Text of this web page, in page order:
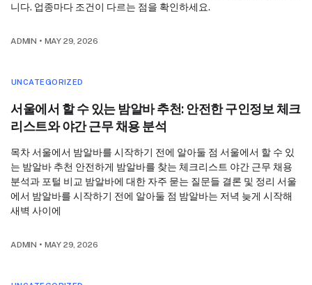
니다. 업종마다 조건이 다르는 점을 확인하세요.
ADMIN • MAY 29, 2026
UNCATEGORIZED
서울에서 할 수 있는 밤알바 추천: 안전한 구인정보 체크
리스트와 야간 근무 채용 분석
목차 서울에서 밤알바를 시작하기 전에 알아둘 점 서울에서 할 수 있
는 밤알바 추천 안전하게 밤알바를 찾는 체크리스트 야간 근무 채용
분석과 포털 비교 밤알바에 대한 자주 묻는 질문들 결론 및 정리 서울
에서 밤알바를 시작하기 전에 알아둘 점 밤알바는 저녁 늦게 시작해
새벽 사이에
ADMIN • MAY 29, 2026